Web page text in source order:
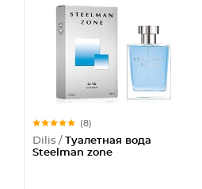
(8)
Dilis / Туалетная вода
Steelman zone